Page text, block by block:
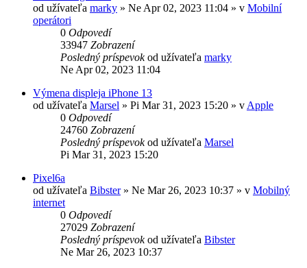
od užívateľa marky » Ne Apr 02, 2023 11:04 » v Mobilní
operátori
0 Odpovedí
33947 Zobrazení
Posledný príspevokod užívateľa marky
Ne Apr 02, 2023 11:04
Výmena displeja iPhone 13
od užívateľa Marsel » Pi Mar 31, 2023 15:20 » v Apple
0 Odpovedí
24760 Zobrazení
Posledný príspevokod užívateľa Marsel
Pi Mar 31, 2023 15:20
Pixel6a
od užívateľa Bibster» Ne Mar 26, 2023 10:37 » v Mobilný
internet
0 Odpovedí
27029 Zobrazení
Posledný príspevokod užívateľa Bibster
Ne Mar 26, 2023 10:37